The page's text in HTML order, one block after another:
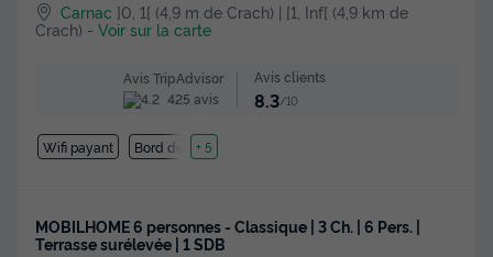
Carnac ]0, 1[ (4,9 m de Crach) | [1, Inf[ (4,9 km de
Crach) - Voir sur la carte
Avis TripAdvisor
425 avis
Avis clients
8.3/10
Wifi payant Bord de mer
+ 5
MOBILHOME 6 personnes - Classique | 3 Ch. | 6 Pers. |
Terrasse surélevée | 1 SDB